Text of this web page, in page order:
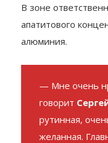
В зоне
апатитового
алюминия.
— Мне очень
говорит
рутинная,
желанная.